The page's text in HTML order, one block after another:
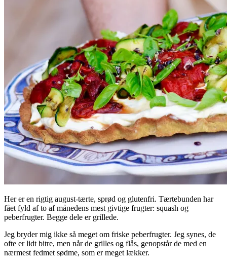
Her er en rigtig august-tærte, sprød og glutenfri. Tærtebunden har
fået fyld af to af månedens mest givtige frugter: squash og
peberfrugter. Begge dele er grillede.
Jeg bryder mig ikke så meget om friske peberfrugter. Jeg synes, de
ofte er lidt bitre, men når de grilles og flås, genopstår de med en
nærmest fedmet sødme, som er meget lækker.